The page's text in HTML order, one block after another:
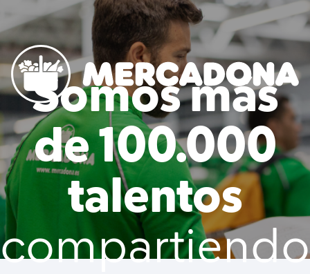
content
Mercadona
Somos más
de 100.000
talentos
compartiendo